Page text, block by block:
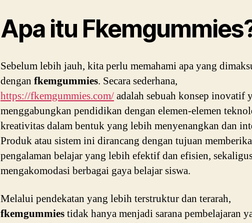
Apa itu
Sebelum lebih jauh, kita perlu memahami apa yang
dengan fkemgummies. Secara sederhana,
https://fkemgummies.com/adalah sebuah konsep inovatif
menggabungkan pendidikan dengan elemen-elemen
kreativitas dalam bentuk yang lebih menyenangkan dan
Produk atau sistem ini dirancang dengan tujuan
pengalaman belajar yang lebih efektif dan efisien,
mengakomodasi berbagai gaya belajar siswa.
Melalui pendekatan yang lebih terstruktur dan terarah,
fkemgummiestidak hanya menjadi sarana pembelajaran